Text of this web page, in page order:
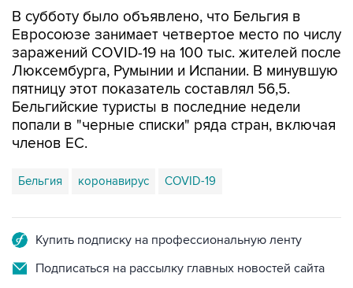
В субботу было объявлено, что Бельгия в
Евросоюзе занимает четвертое место по числу
заражений COVID-19 на 100 тыс. жителей после
Люксембурга, Румынии и Испании. В минувшую
пятницу этот показатель составлял 56,5.
Бельгийские туристы в последние недели
попали в "черные списки" ряда стран, включая
членов ЕС.
Бельгия коронавирус COVID-19
Купить подписку на профессиональную ленту
Подписаться на рассылку главных новостей сайта